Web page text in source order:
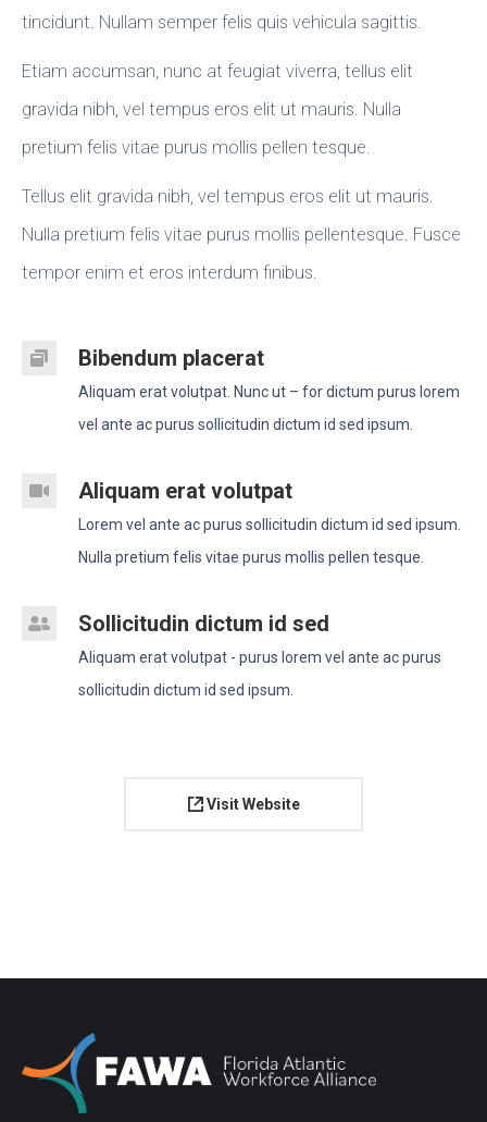
tincidunt. Nullam semper felis quis vehicula sagittis.
Etiam accumsan, nunc at feugiat viverra, tellus elit
gravida nibh, vel tempus eros elit ut mauris. Nulla
pretium felis vitae purus mollis pellen tesque.
Tellus elit gravida nibh, vel tempus eros elit ut mauris.
Nulla pretium felis vitae purus mollis pellentesque. Fusce
tempor enim et eros interdum finibus.
Bibendum placerat
Aliquam erat volutpat. Nunc ut – for dictum purus lorem
vel ante ac purus sollicitudin dictum id sed ipsum.
Aliquam erat volutpat
Lorem vel ante ac purus sollicitudin dictum id sed ipsum.
Nulla pretium felis vitae purus mollis pellen tesque.
Sollicitudin dictum id sed
Aliquam erat volutpat - purus lorem vel ante ac purus
sollicitudin dictum id sed ipsum.
Visit Website